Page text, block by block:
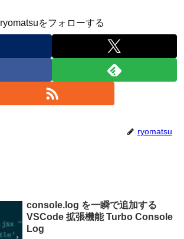
ryomatsuをフォローする
ryomatsu
console.log を一瞬で追加する
VSCode 拡張機能 Turbo Console
Log